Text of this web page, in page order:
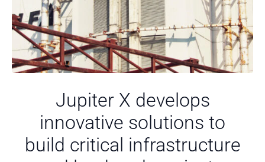
Jupiter X develops
innovative solutions to
build critical infrastructure